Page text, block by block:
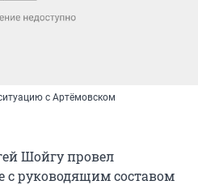
с Артёмовском
Шойгу провел
с руководящим составом